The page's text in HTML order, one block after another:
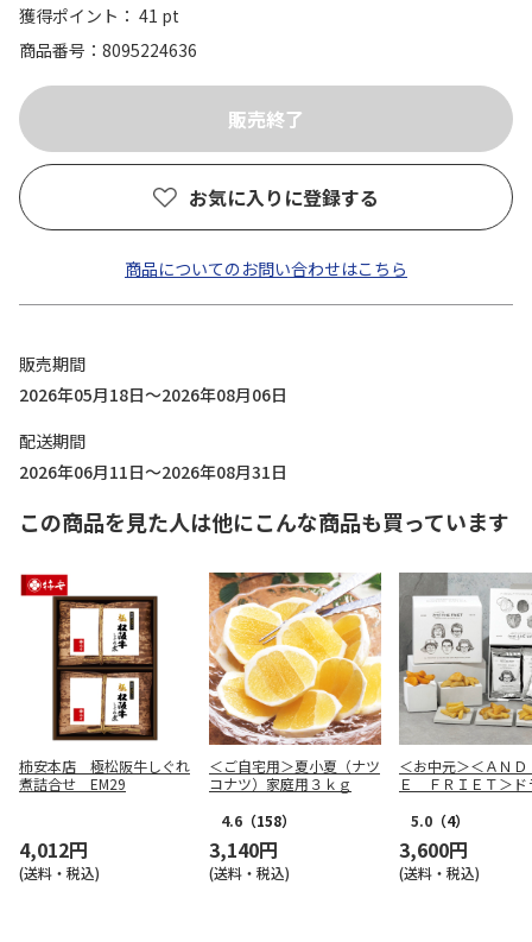
獲得ポイント： 41 pt
商品番号
8095224636
お気に入りに登録する
商品についてのお問い合わせはこちら
販売期間
2026年05月18日～2026年08月06日
配送期間
2026年06月11日～2026年08月31日
この商品を見た人は他にこんな商品も買っています
柿安本店 極松阪牛しぐれ
煮詰合せ EM29
4,012円
(送料・税込)
＜ご自宅用＞夏小夏（ナツ
コナツ）家庭用３ｋｇ
4.6 （158）
3,140円
(送料・税込)
＜お中元＞＜ＡＮ
Ｅ ＦＲＩＥＴ＞ド
5.0 （4）
3,600円
(送料・税込)